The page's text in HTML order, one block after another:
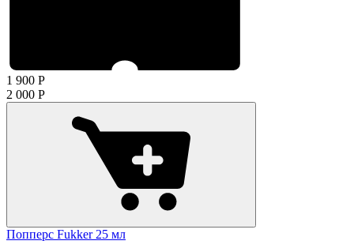
1 900 Р
2 000 Р
Попперс Fukker 25 мл